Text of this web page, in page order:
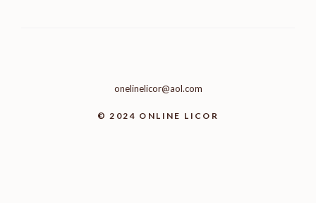
© 2024 ONLINE LICOR
onelinelicor@aol.com